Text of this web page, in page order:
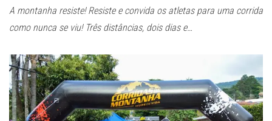
A montanha resiste! Resiste e convida os atletas para uma corrida
como nunca se viu! Três distâncias, dois dias e…